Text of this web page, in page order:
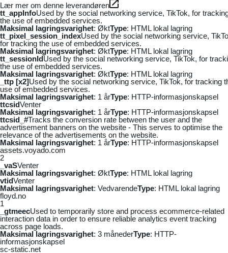
Lær mer om denne leverandøren
tt_appInfoUsed by the social networking service, TikTok, for
the use of embedded services.
Maksimal lagringsvarighet: ØktType: HTML lokal lagring
tt_pixel_session_indexUsed by the social networking service,
for tracking the use of embedded services.
Maksimal lagringsvarighet: ØktType: HTML lokal lagring
tt_sessionIdUsed by the social networking service, TikTok, for
the use of embedded services.
Maksimal lagringsvarighet: ØktType: HTML lokal lagring
_ttp [x2]Used by the social networking service, TikTok, for tracking
use of embedded services.
Maksimal lagringsvarighet: 1 årType: HTTP-informasjonskapsel
ttcsidVenter
Maksimal lagringsvarighet: 1 årType: HTTP-informasjonskapsel
ttcsid_#Tracks the conversion rate between the user and the
advertisement banners on the website - This serves to optimise the
relevance of the advertisements on the website.
Maksimal lagringsvarighet: 1 årType: HTTP-informasjonskapsel
assets.voyado.com
2
_vaSVenter
Maksimal lagringsvarighet: ØktType: HTML lokal lagring
vtidVenter
Maksimal lagringsvarighet: VedvarendeType: HTML lokal lagring
floyd.no
1
_gtmeecUsed to temporarily store and process ecommerce-related
interaction data in order to ensure reliable analytics event tracking
across page loads.
Maksimal lagringsvarighet: 3 månederType: HTTP-
informasjonskapsel
sc-static.net